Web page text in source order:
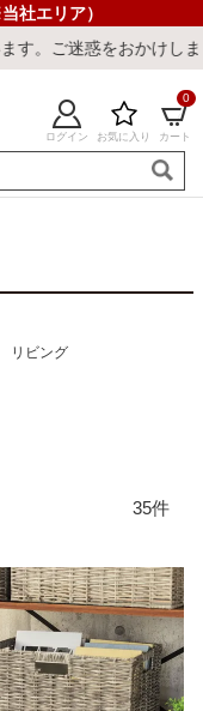
社エリア）
して誠に申し訳ございま
ログイン お気に入り カート
0
録
ウィルトンラ
リビング
35